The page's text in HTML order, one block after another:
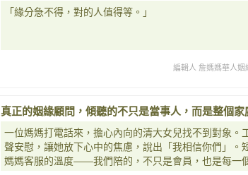
「緣分急不得，對的人值得等。」
編輯人 詹媽媽華人姻
真正的姻緣顧問，傾聽的不只是當事人，而是整個家
一位媽媽打電話來，擔心內向的清大女兒找不到對象。
聲安慰，讓她放下心中的焦慮，說出「我相信你們」。
媽媽客服的溫度——我們陪的，不只是會員，也是每一